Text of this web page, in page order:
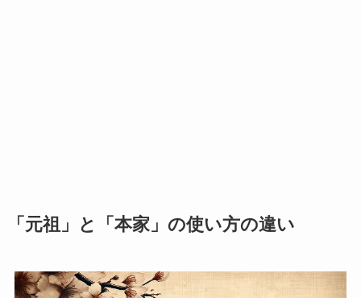
「元祖」と「本家」の使い方の違い